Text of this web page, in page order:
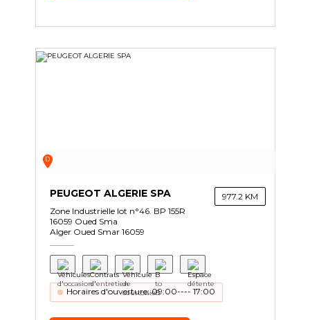
D
PEUGEOT ALGERIE SPA
Zone Industrielle lot n°46. BP 155R
16059 Oued Sma
Alger Oued Smar 16059
977.2 KM
Horaires d'ouverture: 09:00---- 17:00